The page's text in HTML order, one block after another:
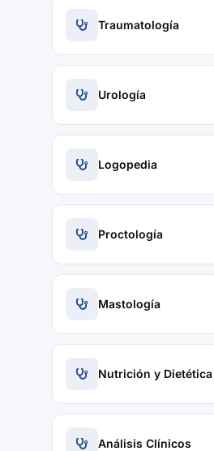
Traumatología
Urología
Logopedia
Proctología
Mastología
Nutrición y Dietética
Análisis Clínicos